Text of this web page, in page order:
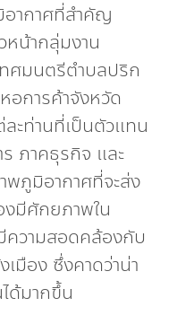
อากาศที่สำคัญ
น้ากลุ่มงาน
ศมนตรีตำบลปริก
การค้าจังหวัด
ะท่านที่เป็นตัวแทน
ภาคธุรกิจ และ
พภูมิอากาศที่จะส่ง
มีศักยภาพใน
ความสอดคล้องกับ
อง ซึ่งคาดว่าน่า
ด้มากขึ้น